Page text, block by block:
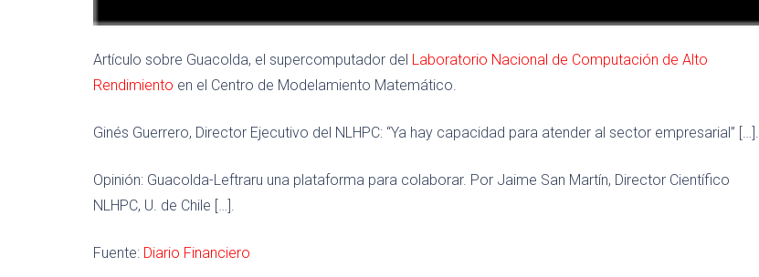
Artículo sobre Guacolda, el supercomputador del Laboratorio Nacional de Computación de Alto
Rendimiento en el Centro de Modelamiento Matemático.
Ginés Guerrero, Director Ejecutivo del NLHPC: “Ya hay capacidad para atender al sector empresarial” […].
Opinión: Guacolda-Leftraru una plataforma para colaborar. Por Jaime San Martín, Director Científico
NLHPC, U. de Chile […].
Fuente: Diario Financiero